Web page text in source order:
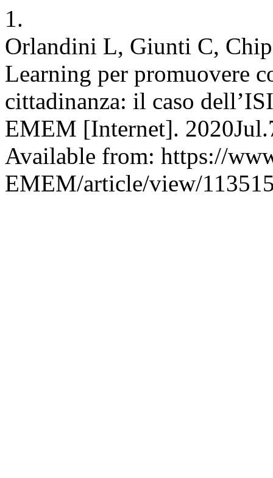
1.
Orlandini L, Giunti C,
Learning per promuovere
cittadinanza: il caso
EMEM [Internet].
Available from: https://
EMEM/article/view/